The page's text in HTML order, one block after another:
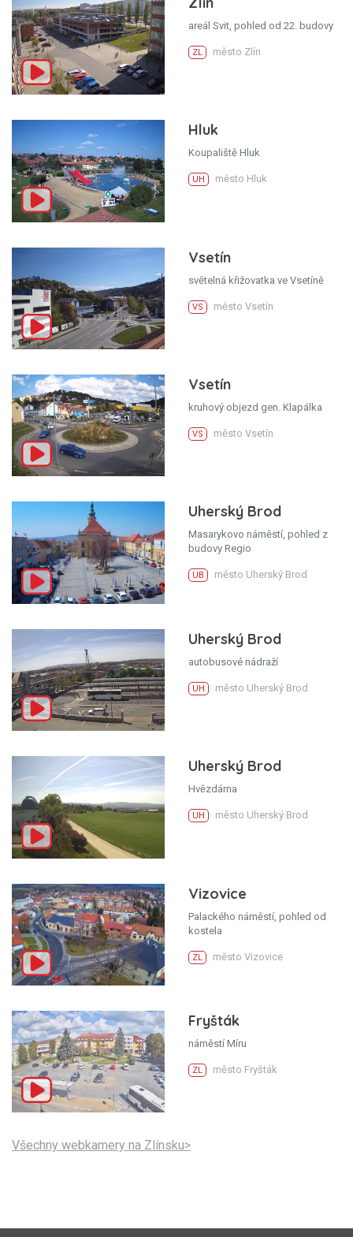
areál Svit, pohled od 22. budovy
ZL město Zlín
Hluk
Koupaliště Hluk
UH město Hluk
Vsetín
světelná křižovatka ve Vsetíně
VS město Vsetín
Vsetín
kruhový objezd gen. Klapálka
VS město Vsetín
Uherský Brod
Masarykovo náměstí, pohled z
budovy Regio
UB město Uherský Brod
Uherský Brod
autobusové nádraží
UH město Uherský Brod
Uherský Brod
Hvězdárna
UH město Uherský Brod
Vizovice
Palackého náměstí, pohled od
kostela
ZL město Vizovice
Fryšták
náměstí Míru
ZL město Fryšták
Všechny webkamery na Zlínsku>